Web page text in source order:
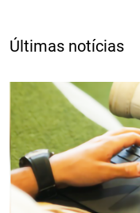
Últimas notícias